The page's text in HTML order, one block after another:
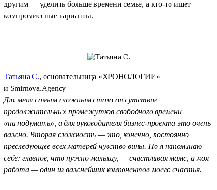
другим — уделить больше времени семье, а кто-то ищет
компромиссные варианты.
Татьяна С., основательница «ХРОНОЛОГИИ»
и Smirnova.Agency
Для меня самым сложным стало отсутствие
продолжительных промежутков свободного времени
«на подумать», а для руководителя бизнес-проекта это очень
важно. Вторая сложность — это, конечно, постоянно
преследующее всех матерей чувство вины. Но я напоминаю
себе: главное, что нужно малышу, — счастливая мама, а моя
работа — один из важнейших компонентов моего счастья.